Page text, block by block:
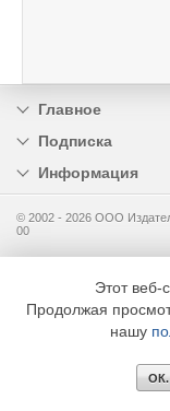
Главное
Подписка
Информация
© 2002 - 2026 OOO
00
Этот веб-
Продолжая
нашу